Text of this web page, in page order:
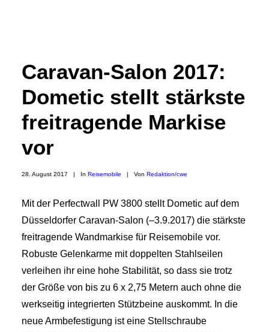
Caravan-Salon 2017:
Dometic stellt stärkste
freitragende Markise
vor
28. August 2017 | In Reisemobile | Von Redaktion/cwe
Mit der Perfectwall PW 3800 stellt Dometic auf dem
Düsseldorfer Caravan-Salon (–3.9.2017) die stärkste
freitragende Wandmarkise für Reisemobile vor.
Robuste Gelenkarme mit doppelten Stahlseilen
verleihen ihr eine hohe Stabilität, so dass sie trotz
der Größe von bis zu 6 x 2,75 Metern auch ohne die
werkseitig integrierten Stützbeine auskommt. In die
neue Armbefestigung ist eine Stellschraube